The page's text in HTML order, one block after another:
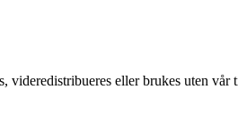
eller brukes uten vår